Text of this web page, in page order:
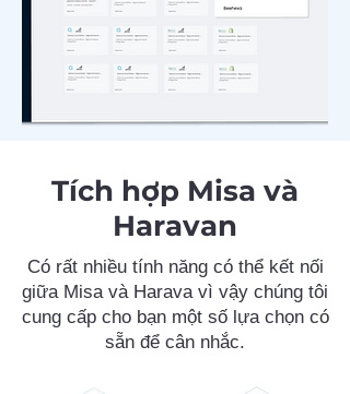
Tích hợp Misa và
Haravan
Có rất nhiều tính năng có thể kết nối
giữa Misa và Harava vì vậy chúng tôi
cung cấp cho bạn một số lựa chọn có
sẵn để cân nhắc.